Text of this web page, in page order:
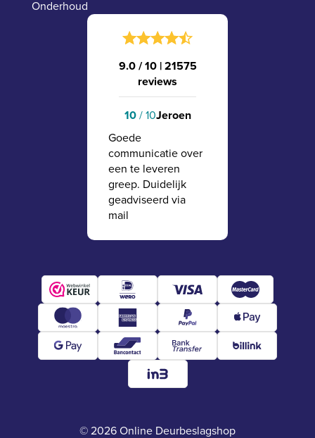
Onderhoud
9.0 / 10 |21575
reviews
10/ 10Jeroen
Goede
communicatie over
een te leveren
greep. Duidelijk
geadviseerd via
mail
© 2026 Online Deurbeslagshop